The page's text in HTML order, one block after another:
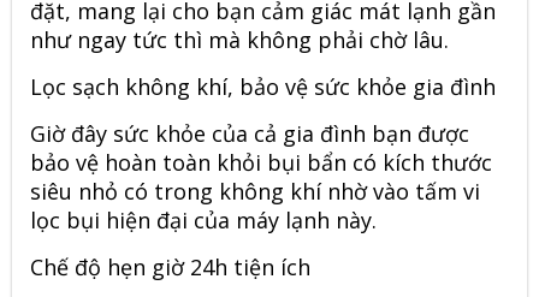
đặt, mang lại cho bạn cảm giác mát lạnh gần
như ngay tức thì mà không phải chờ lâu.
Lọc sạch không khí, bảo vệ sức khỏe gia đình
Giờ đây sức khỏe của cả gia đình bạn được
bảo vệ hoàn toàn khỏi bụi bẩn có kích thước
siêu nhỏ có trong không khí nhờ vào tấm vi
lọc bụi hiện đại của máy lạnh này.
Chế độ hẹn giờ 24h tiện ích